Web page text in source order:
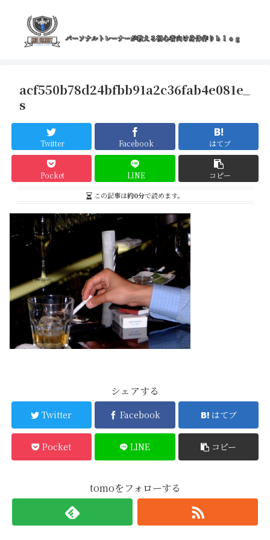
acf550b78d24bfbb91a2c36fab4e081e_
s
Twitter Facebook はてブ
Pocket LINE コピー
この記事は約0分で読めます。
シェアする
Twitter Facebook はてブ
Pocket LINE コピー
tomoをフォローする